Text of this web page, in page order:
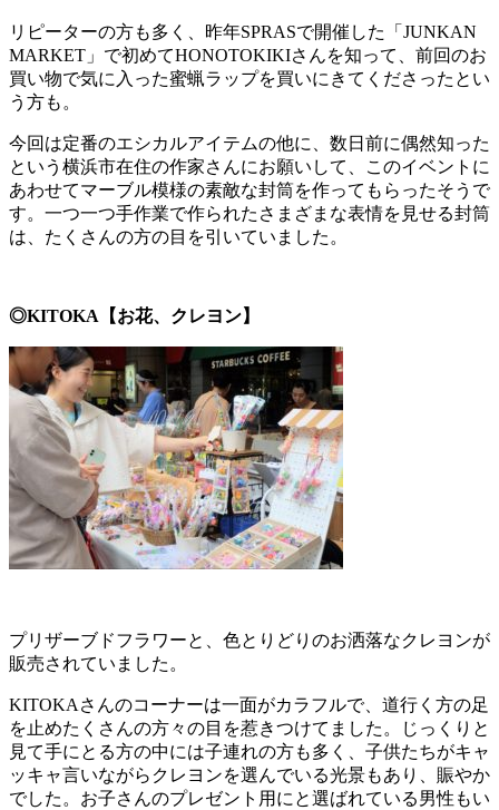
リピーターの方も多く、昨年SPRASで開催した「JUNKAN
MARKET」で初めてHONOTOKIKIさんを知って、前回のお
買い物で気に入った蜜蝋ラップを買いにきてくださったとい
う方も。
今回は定番のエシカルアイテムの他に、数日前に偶然知った
という横浜市在住の作家さんにお願いして、このイベントに
あわせてマーブル模様の素敵な封筒を作ってもらったそうで
す。一つ一つ手作業で作られたさまざまな表情を見せる封筒
は、たくさんの方の目を引いていました。
◎KITOKA【お花、クレヨン】
プリザーブドフラワーと、色とりどりのお洒落なクレヨンが
販売されていました。
KITOKAさんのコーナーは一面がカラフルで、道行く方の足
を止めたくさんの方々の目を惹きつけてました。じっくりと
見て手にとる方の中には子連れの方も多く、子供たちがキャ
ッキャ言いながらクレヨンを選んでいる光景もあり、賑やか
でした。お子さんのプレゼント用にと選ばれている男性もい